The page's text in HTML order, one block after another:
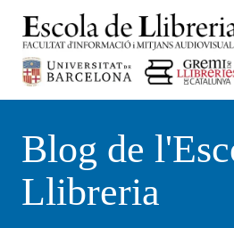
contingut
Blog de
Llibreria